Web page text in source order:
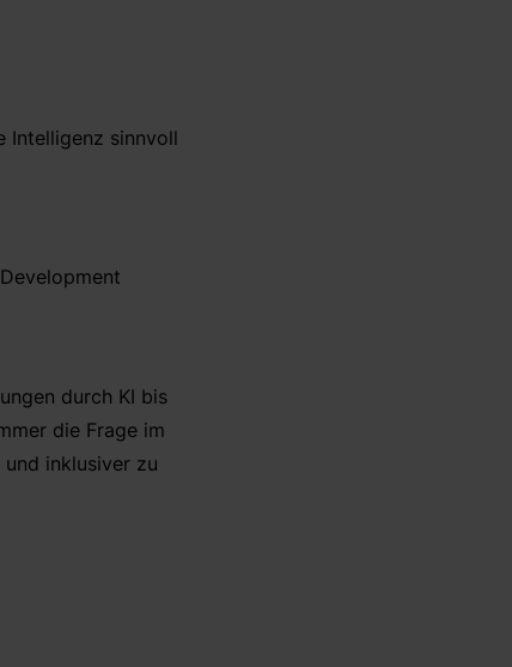
Intelligenz sinnvoll
durch KI bis
die Frage im
inklusiver zu